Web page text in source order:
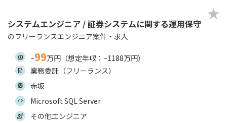
システムエンジニア / 証券システムに関する運用保守
のフリーランスエンジニア案件・求人
~99万円（想定年収：~1188万円）
業務委託（フリーランス）
赤坂
Microsoft SQL Server
その他エンジニア